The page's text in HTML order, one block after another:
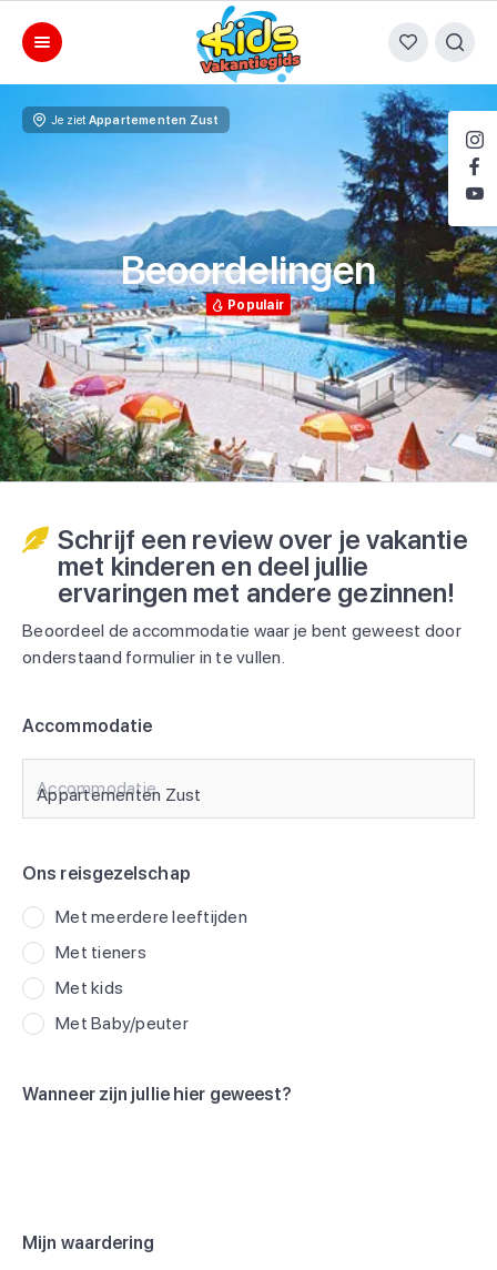
Beoordelingen
Populair
Je ziet Appartementen Zust
Schrijf een review over je vakantie
met kinderen en deel jullie
ervaringen met andere gezinnen!
Beoordeel de accommodatie waar je bent geweest door
onderstaand formulier in te vullen.
Accommodatie
Accommodatie
Ons reisgezelschap
Met meerdere leeftijden
Met tieners
Met kids
Met Baby/peuter
Wanneer zijn jullie hier geweest?
Mijn waardering